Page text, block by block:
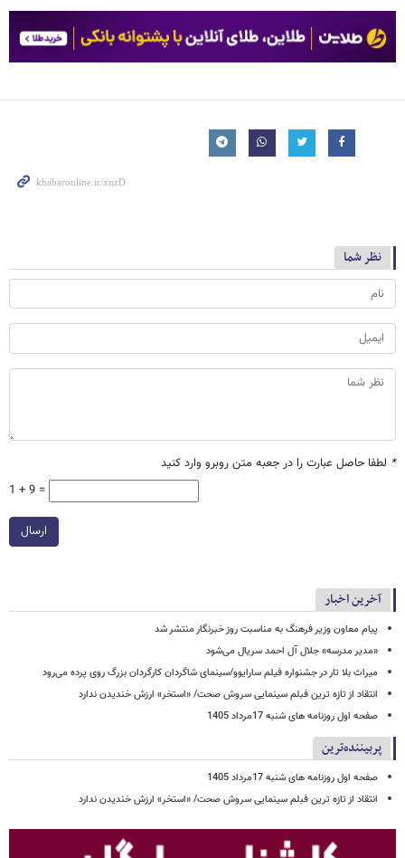
نظر شما
* لطفا حاصل عبارت را در جعبه متن روبرو وارد کنید
1 + 9 =
ارسال
آخرین اخبار
پیام معاون وزیر فرهنگ به مناسبت روز خبرنگار منتشر شد
«مدیر مدرسه» جلال آل احمد سریال می‌شود
میراث بلا تار در جشنواره فیلم سارایوو/سینمای شاگردان کارگردان بزرگ روی پرده می‌رود
انتقاد از تازه ترین فبلم سینمایی سروش صحت/ «استخر» ارزش خندیدن ندارد
صفحه اول روزنامه های شنبه 17مرداد 1405
پربیننده‌ترین
صفحه اول روزنامه های شنبه 17مرداد 1405
انتقاد از تازه ترین فبلم سینمایی سروش صحت/ «استخر» ارزش خندیدن ندارد